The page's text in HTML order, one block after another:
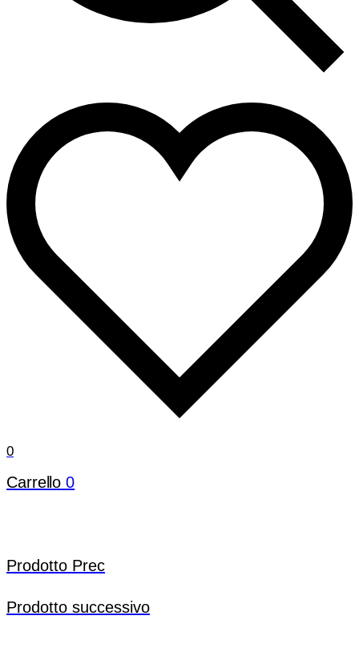
0
Carrello 0
Prodotto Prec
Prodotto successivo